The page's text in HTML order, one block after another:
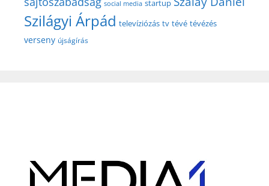
social media startup
Szilágyi Árpád televíziózás tv tévé tévézés
verseny újságírás